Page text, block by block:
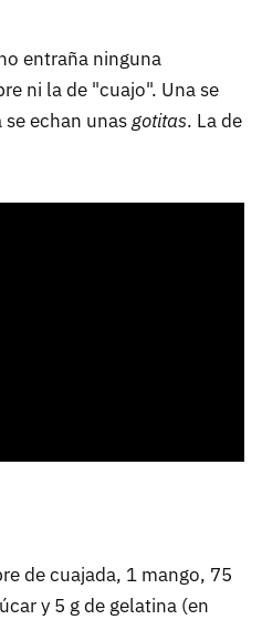
entraña ninguna
ni la de "cuajo". Una se
se echan unasgotitas. La de
de cuajada, 1 mango, 75
y 5 g de gelatina (en